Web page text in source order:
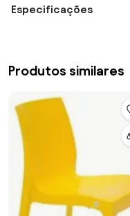
Especificações
Produtos similares